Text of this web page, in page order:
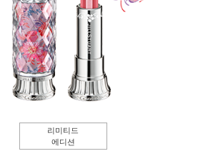
리미티드
에디션